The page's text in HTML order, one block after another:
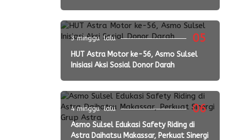
05
3 minggu lalu
HUT Astra Motor ke-56, Asmo Sulsel
Inisiasi Aksi Sosial Donor Darah
06
4 minggu lalu
Asmo Sulsel Edukasi Safety Riding di
Astra Daihatsu Makassar, Perkuat Sinergi